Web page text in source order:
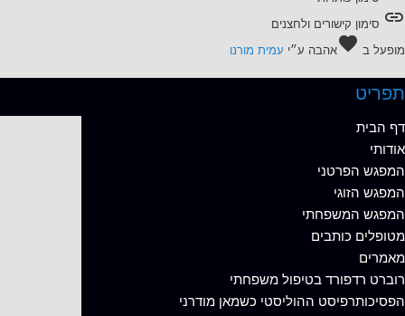
link סימון קישורים ולחצנים
מופעל ב favoriteאהבה ע״י עמית מורנו
תפריט
דף הבית
אודותי
המפגש הפרטני
המפגש הזוגי
המפגש המשפחתי
מטופלים כותבים
מאמרים
רוברט רדפורד בטיפול משפחתי
הפסיכותרפיסט ההוליסטי כשמאן מודרני